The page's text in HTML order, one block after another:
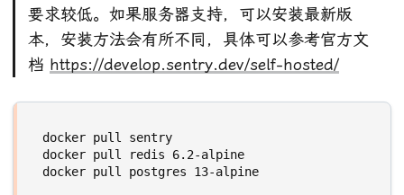
要求较低。如果服务器支持，可以安装最新版
本，安装方法会有所不同，具体可以参考官方文
档 https://develop.sentry.dev/self-hosted/
docker pull postgres 13-alpine